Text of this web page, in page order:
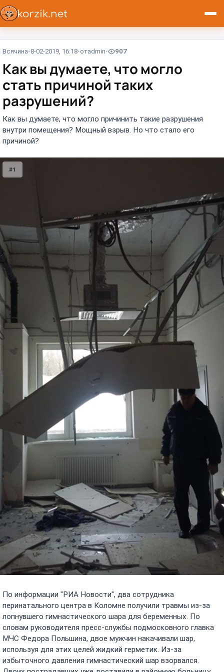
Всячина 8-02-2019, 16:18 отadmin 907
Как вы думаете, что могло
стать причиной таких
разрушений?
Как вы думаете, что могло причинить такие разрушения
внутри помещения? Мощный взрыв. Но что стало его
причиной?
#1
По информации "РИА Новости", два сотрудника
перинатального центра в Коломне получили травмы из-за
лопнувшего гимнастического шара для беременных. По
словам руководителя пресс-службы подмосковного главка
МЧС Федора Польшина, двое мужчин накачивали шар,
используя для этих целей жидкий герметик. Из-за
избыточного давления гимнастический шар взорвался.